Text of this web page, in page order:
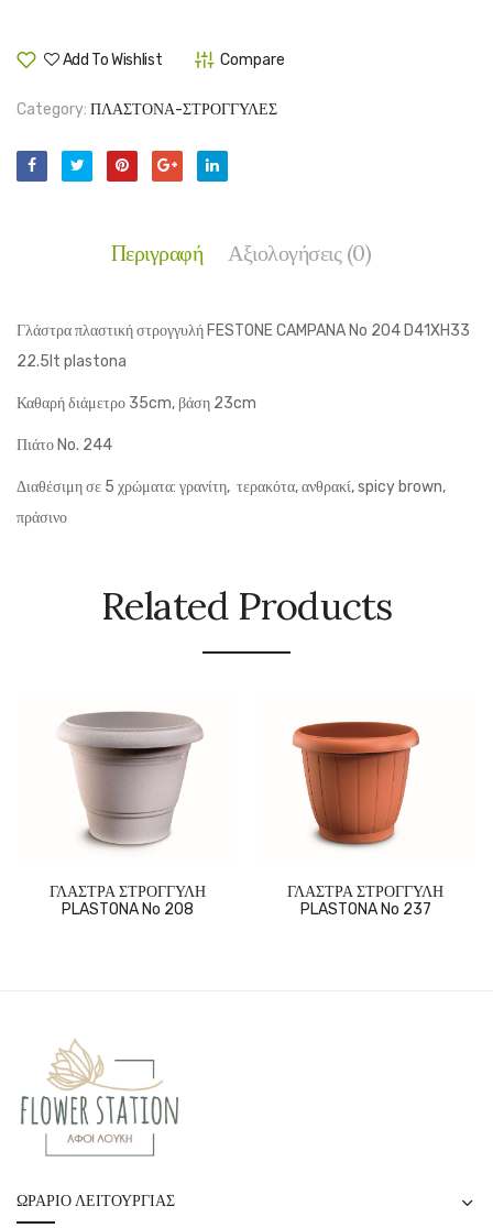
Add To Wishlist Compare
Category: ΠΛΑΣΤΟΝΑ-ΣΤΡΟΓΓΥΛΕΣ
Περιγραφή Αξιολογήσεις (0)
Γλάστρα πλαστική στρογγυλή FESTONE CAMPANA No 204 D41XH33
22.5lt plastona
Καθαρή διάμετρο 35cm, βάση 23cm
Πιάτο No. 244
Διαθέσιμη σε 5 χρώματα: γρανίτη, τερακότα, ανθρακί, spicy brown,
πράσινο
Related Products
ΓΛΑΣΤΡΑ ΣΤΡΟΓΓΥΛΗ
PLASTONA No 208
ΓΛΑΣΤΡΑ ΣΤΡΟΓΓΥΛΗ
PLASTONA No 237
ΩΡΆΡΙΟ ΛΕΙΤΟΥΡΓΊΑΣ